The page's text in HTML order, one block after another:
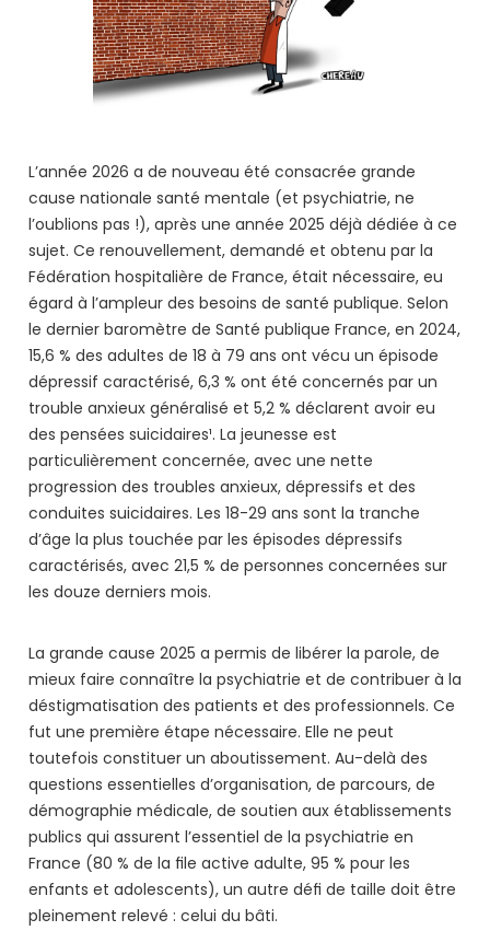
L’année 2026 a de nouveau été consacrée grande
cause nationale santé mentale (et psychiatrie, ne
l’oublions pas !), après une année 2025 déjà dédiée à ce
sujet. Ce renouvellement, demandé et obtenu par la
Fédération hospitalière de France, était nécessaire, eu
égard à l’ampleur des besoins de santé publique. Selon
le dernier baromètre de Santé publique France, en 2024,
15,6 % des adultes de 18 à 79 ans ont vécu un épisode
dépressif caractérisé, 6,3 % ont été concernés par un
trouble anxieux généralisé et 5,2 % déclarent avoir eu
des pensées suicidaires¹. La jeunesse est
particulièrement concernée, avec une nette
progression des troubles anxieux, dépressifs et des
conduites suicidaires. Les 18-29 ans sont la tranche
d’âge la plus touchée par les épisodes dépressifs
caractérisés, avec 21,5 % de personnes concernées sur
les douze derniers mois.
La grande cause 2025 a permis de libérer la parole, de
mieux faire connaître la psychiatrie et de contribuer à la
déstigmatisation des patients et des professionnels. Ce
fut une première étape nécessaire. Elle ne peut
toutefois constituer un aboutissement. Au-delà des
questions essentielles d’organisation, de parcours, de
démographie médicale, de soutien aux établissements
publics qui assurent l’essentiel de la psychiatrie en
France (80 % de la ﬁle active adulte, 95 % pour les
enfants et adolescents), un autre déﬁ de taille doit être
pleinement relevé : celui du bâti.